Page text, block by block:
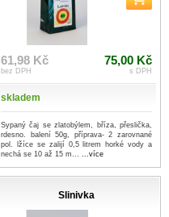
61,98 Kč
bez DPH
75,00 Kč
s DPH
skladem
Sypaný čaj se zlatobýlem, bříza, přeslička,
rdesno. balení 50g, příprava- 2 zarovnané
pol. lžíce se zalijí 0,5 litrem horké vody a
nechá se 10 až 15 m... ...více
Slinivka